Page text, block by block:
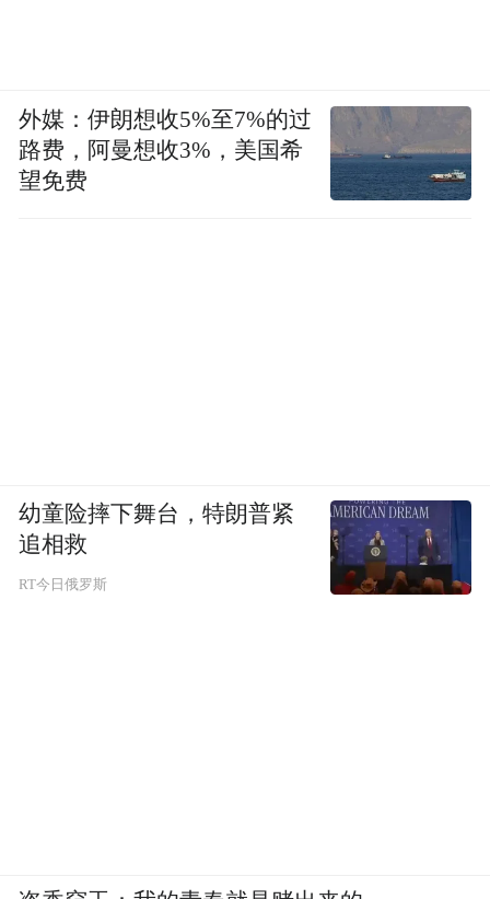
外媒：伊朗想收5%至7%的过
路费，阿曼想收3%，美国希
望免费
幼童险摔下舞台，特朗普紧
追相救
RT今日俄罗斯